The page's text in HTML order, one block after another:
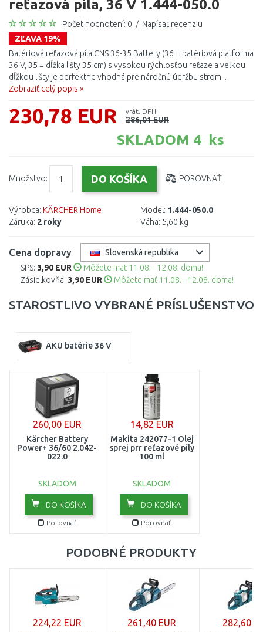
reťazová píla, 36 V 1.444-050.0
Počet hodnotení: 0 / Napísať recenziu
ZĽAVA 19%
Batériová reťazová píla CNS 36-35 Battery (36 = batériová platforma
36 V, 35 = dĺžka lišty 35 cm) s vysokou rýchlosťou reťaze a veľkou
dĺžkou lišty je perfektne vhodná pre náročnú údržbu strom...
Zobraziť celý popis »
230,78 EUR vrát. DPH
286,01 EUR
SKLADOM 4 ks
Množstvo: POROVNAŤ
Výrobca: KÄRCHER Home
Záruka: 2 roky
Model: 1.444-050.0
Váha: 5,60 kg
Cena dopravy
Slovenská republika
SPS: 3,90 EUR
Môžete mať 11.08. - 12.08. doma!
Zásielkovňa: 3,90 EUR Môžete mať 11.08. - 12.08. doma!
STAROSTLIVO VYBRANÉ PRÍSLUŠENSTVO
AKU batérie 36 V
260,00 EUR
Kärcher Battery
Power+ 36/60 2.042-
022.0
SKLADOM
DO KOŠÍKA
Porovnať
14,82 EUR
Makita 242077-1 Olej
sprej prr reťazové píly
100 ml
SKLADOM
DO KOŠÍKA
Porovnať
PODOBNÉ PRODUKTY
224,22 EUR 261,40 EUR 282,60